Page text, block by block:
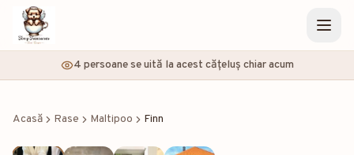
4 persoane se uită la acest cățeluș chiar acum
Acasă Rase Maltipoo Finn